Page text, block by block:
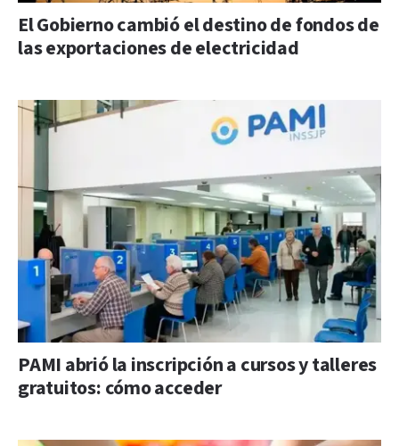
El Gobierno cambió el destino de fondos de
las exportaciones de electricidad
PAMI abrió la inscripción a cursos y talleres
gratuitos: cómo acceder